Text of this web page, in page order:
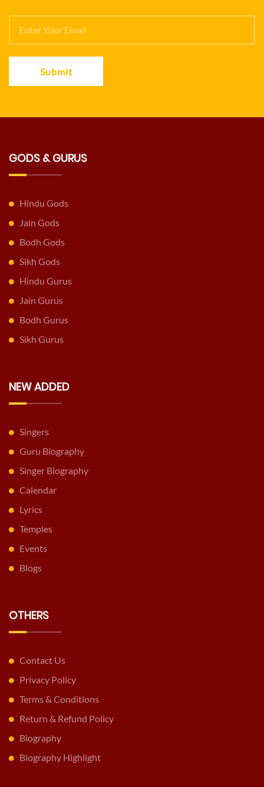
Submit
GODS & GURUS
Hindu Gods
Jain Gods
Bodh Gods
Sikh Gods
Hindu Gurus
Jain Gurus
Bodh Gurus
Sikh Gurus
NEW ADDED
Singers
Guru Biography
Singer Biography
Calendar
Lyrics
Temples
Events
Blogs
OTHERS
Contact Us
Privacy Policy
Terms & Conditions
Return & Refund Policy
Biography
Biography Highlight